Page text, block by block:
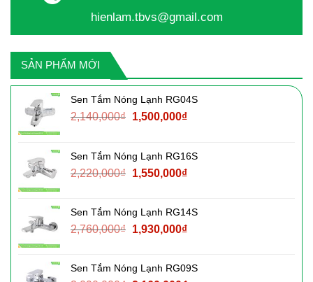
hienlam.tbvs@gmail.com
SẢN PHẨM MỚI
Sen Tắm Nóng Lạnh RG04S
2,140,000₫ Giá
2,140,000₫.
1,500,000₫Giá
là:
1,500,000₫.
Sen Tắm Nóng Lạnh RG16S
2,220,000₫ Giá
2,220,000₫.
1,550,000₫Giá
là:
1,550,000₫.
Sen Tắm Nóng Lạnh RG14S
2,760,000₫ Giá
2,760,000₫.
1,930,000₫Giá
là:
Sen Tắm Nóng Lạnh RG09S